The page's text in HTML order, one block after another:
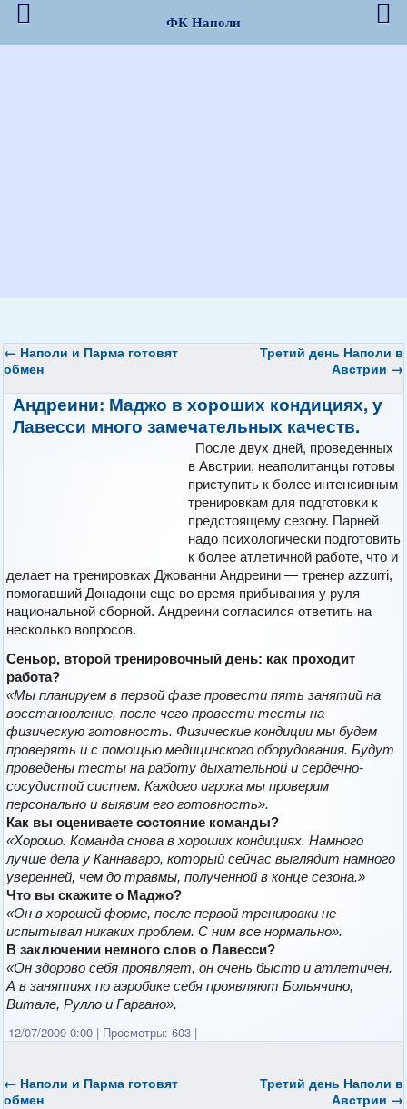
← Наполи и Парма готовят
обмен
Третий день Наполи в
Австрии →
Андреини: Маджо в хороших кондициях, у
Лавесси много замечательных качеств.
После двух дней, проведенных
в Австрии, неаполитанцы готовы
приступить к более интенсивным
тренировкам для подготовки к
предстоящему сезону. Парней
надо психологически подготовить
к более атлетичной работе, что и
делает на тренировках Джованни Андреини — тренер аzzurri,
помогавший Донадони еще во время прибывания у руля
национальной сборной. Андреини согласился ответить на
несколько вопросов.
Сеньор, второй тренировочный день: как проходит
работа?
«Мы планируем в первой фазе провести пять занятий на
восстановление, после чего провести тесты на
физическую готовность. Физические кондиции мы будем
проверять и с помощью медицинского оборудования. Будут
проведены тесты на работу дыхательной и сердечно-
сосудистой систем. Каждого игрока мы проверим
персонально и выявим его готовность».
Как вы оцениваете состояние команды?
«Хорошо. Команда снова в хороших кондициях. Намного
лучше дела у Каннаваро, который сейчас выглядит намного
уверенней, чем до травмы, полученной в конце сезона.»
Что вы скажите о Маджо?
«Он в хорошей форме, после первой тренировки не
испытывал никаких проблем. С ним все нормально».
В заключении немного слов о Лавесси?
«Он здорово себя проявляет, он очень быстр и атлетичен.
А в занятиях по аэробике себя проявляют Больячино,
Витале, Рулло и Гаргано».
12/07/2009 0:00 | Просмотры: 603 |
← Наполи и Парма готовят
обмен
Третий день Наполи в
Австрии →
ФК Наполи